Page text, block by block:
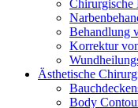
Chirurgische
Behandlung
Korrektur
Ästhetische
Body